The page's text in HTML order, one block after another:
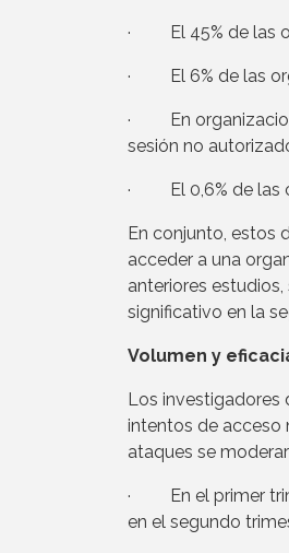
· El 45% de las
· El 6% de las
· En
sesión no
· El 0,6% de las
En conjunto, estos
acceder a una
anteriores
significativo en la
Volumen y
Los investigadores
intentos de acceso
ataques se
· En el primer
en el segundo